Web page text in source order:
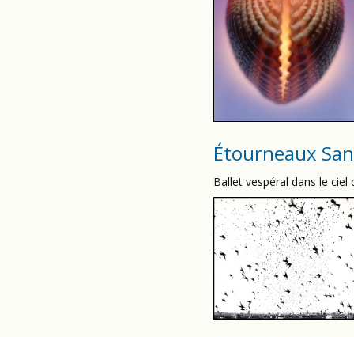
Étourneaux
Ballet vespéral dans le ciel